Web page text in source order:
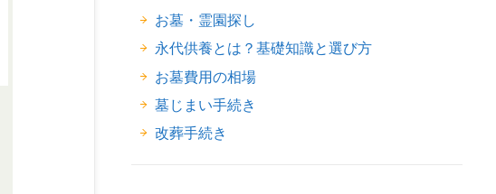
お墓・霊園探し
永代供養とは？基礎知識と選び方
お墓費用の相場
墓じまい手続き
改葬手続き